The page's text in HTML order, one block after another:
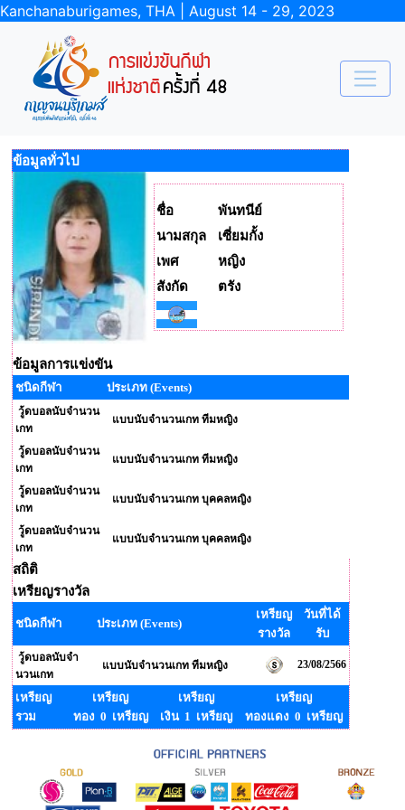
Kanchanaburigames, THA | August 14 - 29, 2023
ข้อมูลทั่วไป
ชื่อ
พันทนีย์
นามสกุล
เซี่ยมกั้ง
เพศ
หญิง
สังกัด
ตรัง
ข้อมูลการแข่งขัน
ชนิดกีฬา ประเภท (Events)
วู้ดบอลนับจำนวน
เกท
แบบนับจำนวนเกท ทีมหญิง
วู้ดบอลนับจำนวน
เกท
แบบนับจำนวนเกท ทีมหญิง
วู้ดบอลนับจำนวน
เกท
แบบนับจำนวนเกท บุคคลหญิง
วู้ดบอลนับจำนวน
เกท
แบบนับจำนวนเกท บุคคลหญิง
สถิติ
เหรียญรางวัล
ชนิดกีฬา ประเภท (Events)
เหรียญ
รางวัล
วันที่ได้
รับ
วู้ดบอลนับจำ
นวนเกท
แบบนับจำนวนเกท ทีมหญิง 23/08/2566
เหรียญ
รวม
เหรียญ
ทอง 0 เหรียญ
เหรียญ
เงิน 1 เหรียญ
เหรียญ
ทองแดง 0 เหรียญ